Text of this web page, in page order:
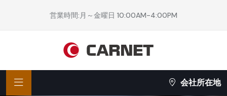
営業時間:月～金曜日 10:00AM-4:00PM
会社所在地